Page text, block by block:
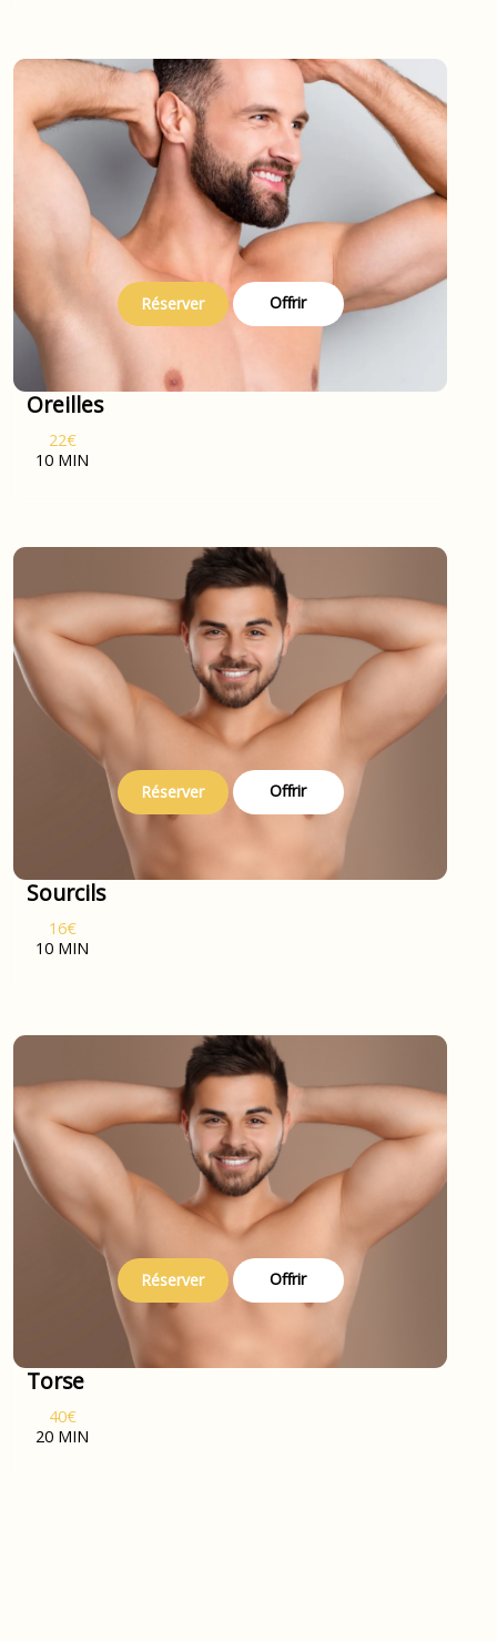
Réserver Offrir
Oreilles
22€
10 MIN
Réserver Offrir
Sourcils
16€
10 MIN
Réserver Offrir
Torse
40€
20 MIN